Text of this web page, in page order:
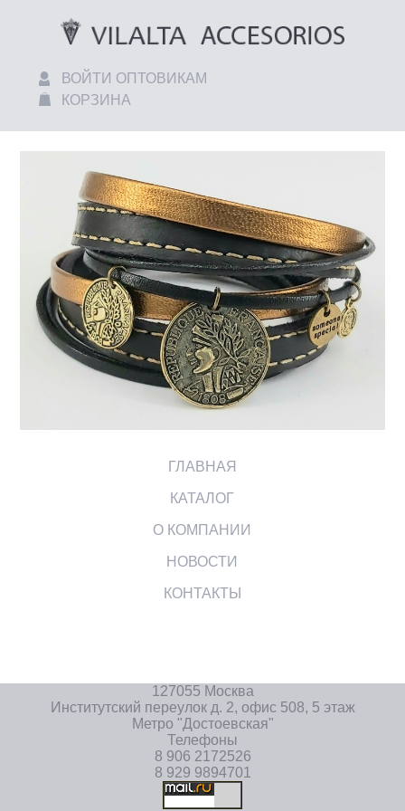
ВОЙТИ ОПТОВИКАМ
КОРЗИНА
ГЛАВНАЯ
КАТАЛОГ
О КОМПАНИИ
НОВОСТИ
КОНТАКТЫ
127055 Москва
Институтский переулок д. 2, офис 508, 5 этаж
Метро "Достоевская"
Телефоны
8 906 2172526
8 929 9894701